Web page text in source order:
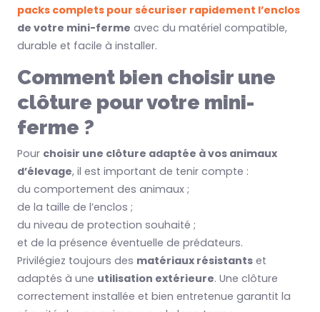
packs complets pour sécuriser rapidement l’enclos
de votre mini-ferme avec du matériel compatible,
durable et facile à installer.
Comment bien choisir une
clôture pour votre mini-
ferme ?
Pour choisir une clôture adaptée à vos animaux
d’élevage, il est important de tenir compte :
du comportement des animaux ;
de la taille de l’enclos ;
du niveau de protection souhaité ;
et de la présence éventuelle de prédateurs.
Privilégiez toujours des matériaux résistants et
adaptés à une utilisation extérieure. Une clôture
correctement installée et bien entretenue garantit la